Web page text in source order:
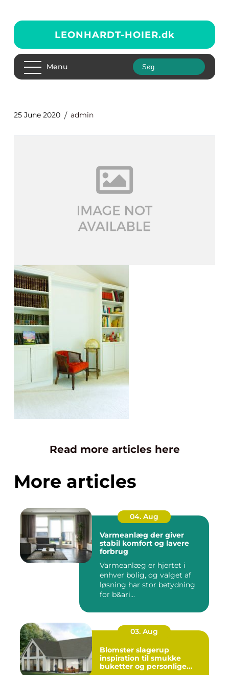
LEONHARDT-HOIER.dk
Menu
25 June 2020 admin
Read more articles here
More articles
04. Aug
Varmeanlæg der giver
stabil komfort og lavere
forbrug
Varmeanlæg er hjertet i
enhver bolig, og valget af
løsning har stor betydning
for b&ari...
03. Aug
Blomster slagerup
inspiration til smukke
buketter og personlige